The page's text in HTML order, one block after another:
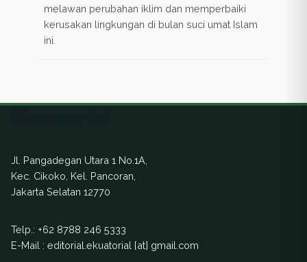
melawan perubahan iklim dan memperbaiki
kerusakan lingkungan di bulan suci umat Islam
ini.
Jl. Pangadegan Utara 1 No.1A,
Kec. Cikoko, Kel. Pancoran,
Jakarta Selatan 12770
Telp.: +62 8788 246 5333
E-Mail : editorial.ekuatorial [at] gmail.com